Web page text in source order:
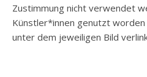
Zustimmung nicht verwendet
Künstler*innen genutzt
unter dem jeweiligen Bild